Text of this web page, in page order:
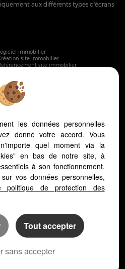
aux différents types d'écrans
immobilier
site immobilier
site immobilier
les données personnelles
donné votre accord. Vous
quel moment via la
en bas de notre site, à
à son fonctionnement.
vos données personnelles,
politique de protection des
Tout accepter
sans accepter